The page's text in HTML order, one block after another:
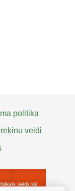
politika
veidi